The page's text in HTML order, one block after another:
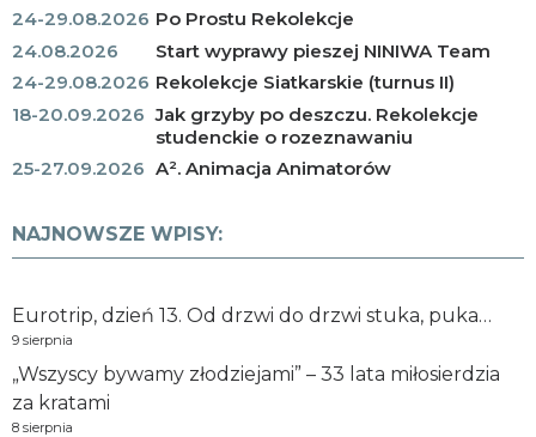
24-29.08.2026 Po Prostu Rekolekcje
24.08.2026
Start wyprawy pieszej NINIWA Team
24-29.08.2026 Rekolekcje Siatkarskie (turnus II)
18-20.09.2026 Jak grzyby po deszczu. Rekolekcje
studenckie o rozeznawaniu
25-27.09.2026 A². Animacja Animatorów
NAJNOWSZE WPISY:
Eurotrip, dzień 13. Od drzwi do drzwi stuka, puka…
9 sierpnia
„Wszyscy bywamy złodziejami” – 33 lata miłosierdzia
za kratami
8 sierpnia